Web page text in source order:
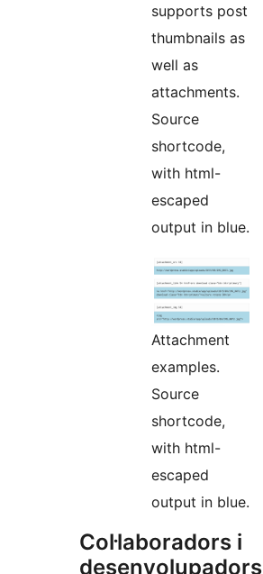
supports post
thumbnails as
well as
attachments.
Source
shortcode,
with html-
escaped
output in blue.
Attachment
examples.
Source
shortcode,
with html-
escaped
output in blue.
Col·laboradors i
desenvolupadors